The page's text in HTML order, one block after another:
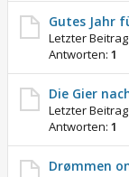
Gutes Jahr
Letzter
Antworten: 1
Die Gier
Letzter
Antworten: 1
Drømmen